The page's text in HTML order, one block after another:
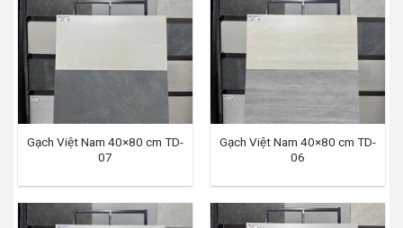
Gạch Việt Nam 40×80 cm TD-
07
Gạch Việt Nam 40×80 cm TD-
06